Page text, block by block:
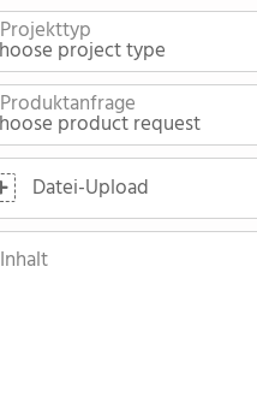
Projekttyp
Produktanfrage
Datei-Upload
Inhalt